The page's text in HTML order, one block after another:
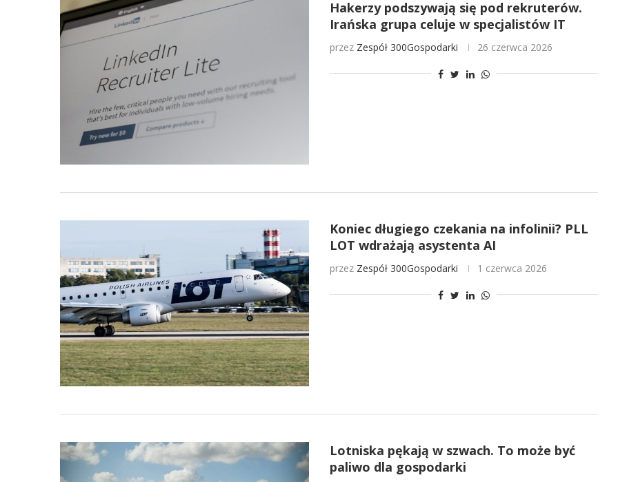
Hakerzy podszywają się pod rekruterów.
Irańska grupa celuje w specjalistów IT
przez Zespół 300Gospodarki 26 czerwca 2026
Koniec długiego czekania na infolinii? PLL
LOT wdrażają asystenta AI
przez Zespół 300Gospodarki 1 czerwca 2026
Lotniska pękają w szwach. To może być
paliwo dla gospodarki